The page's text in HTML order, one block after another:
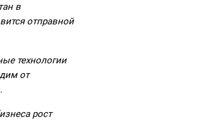
в
отправной
технологии
от
рост